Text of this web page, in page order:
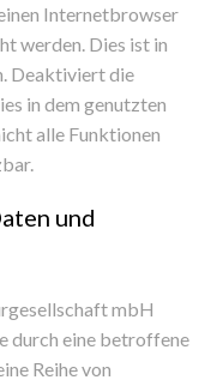
Internetbrowser
werden. Dies ist in
Deaktiviert die
in dem genutzten
alle Funktionen
und
mbH
durch eine betroffene
Reihe von